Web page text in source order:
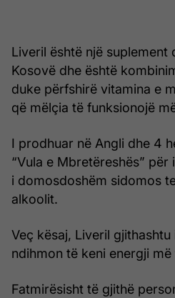
Liveril është një suplement
Kosovë dhe është
duke përfshirë vitamina e
që mëlçia të funksionojë
I prodhuar në Angli dhe 4
“Vula e Mbretëreshës”
i domosdoshëm sidomos
alkoolit.
Veç kësaj, Liveril
ndihmon të keni energji
Fatmirësisht të gjithë